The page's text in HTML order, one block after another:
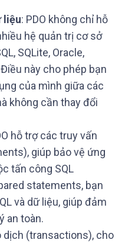
liệu: PDO không chỉ hỗ
hệ quản trị cơ sở
SQLite, Oracle,
này cho phép bạn
của mình giữa các
không cần thay đổi
hỗ trợ các truy vấn
giúp bảo vệ ứng
tấn công SQL
statements, bạn
và dữ liệu, giúp đảm
an toàn.
dịch (transactions), cho